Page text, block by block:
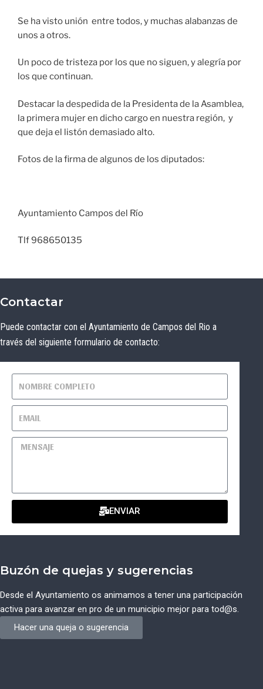
Se ha visto unión entre todos, y muchas alabanzas de
unos a otros.
Un poco de tristeza por los que no siguen, y alegría por
los que continuan.
Destacar la despedida de la Presidenta de la Asamblea,
la primera mujer en dicho cargo en nuestra región, y
que deja el listón demasiado alto.
Fotos de la firma de algunos de los diputados:
Ayuntamiento Campos del Río
Tlf 968650135
Contactar
Puede contactar con el Ayuntamiento de Campos del Rio a
través del siguiente formulario de contacto:
ENVIAR
Buzón de quejas y sugerencias
Desde el Ayuntamiento os animamos a tener una participación
activa para avanzar en pro de un municipio mejor para tod@s.
Hacer una queja o sugerencia